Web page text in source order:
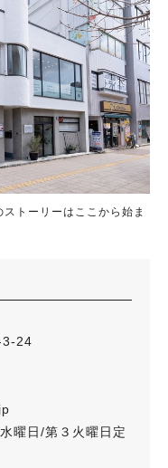
トーリーはここから始ま
3-24
曜日/第３火曜日定